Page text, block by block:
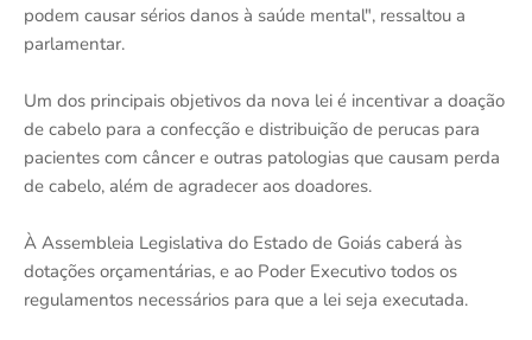
podem causar sérios danos à saúde mental", ressaltou a
parlamentar.
Um dos principais objetivos da nova lei é incentivar a doação
de cabelo para a confecção e distribuição de perucas para
pacientes com câncer e outras patologias que causam perda
de cabelo, além de agradecer aos doadores.
À Assembleia Legislativa do Estado de Goiás caberá às
dotações orçamentárias, e ao Poder Executivo todos os
regulamentos necessários para que a lei seja executada.